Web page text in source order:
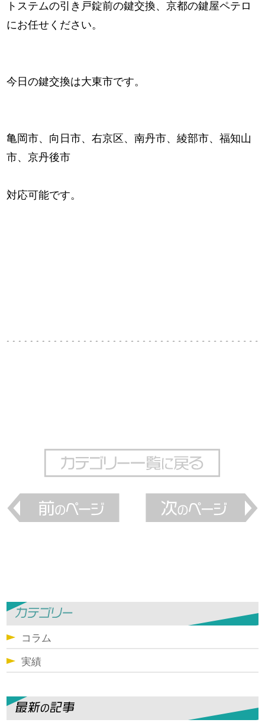
トステムの引き戸錠前の鍵交換、京都の鍵屋ペテロ
にお任せください。
今日の鍵交換は大東市です。
亀岡市、向日市、右京区、南丹市、綾部市、福知山
市、京丹後市
対応可能です。
コラム
実績